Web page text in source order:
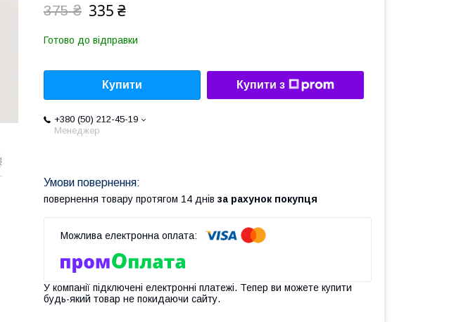
375 ₴ 335 ₴
Готово до відправки
Купити Купити з
+380 (50) 212-45-19
Менеджер
повернення товару протягом 14 днів за рахунок покупця
У компанії підключені електронні платежі. Тепер ви можете купити
будь-який товар не покидаючи сайту.